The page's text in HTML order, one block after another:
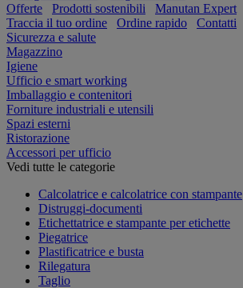
Offerte Prodotti sostenibili
Manutan Expert
Traccia il tuo ordine
Ordine rapido
Contatti
Sicurezza e salute
Magazzino
Igiene
Ufficio e smart working
Imballaggio e contenitori
Forniture industriali e utensili
Spazi esterni
Ristorazione
Accessori per ufficio
Vedi tutte le categorie
Calcolatrice e calcolatrice con stampante
Distruggi-documenti
Etichettatrice e stampante per etichette
Piegatrice
Plastificatrice e busta
Rilegatura
Taglio